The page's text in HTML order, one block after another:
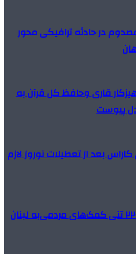
فوتی و ۱۲ مصدوم در حادثه ترافیکی محور
قاری وحافظ کل قرآن به
پیوست
بعد از تعطیلات نوروز لازم
ارسال محموله ۲۲۰ تنی کمک‌های مردمی‌به لبنان